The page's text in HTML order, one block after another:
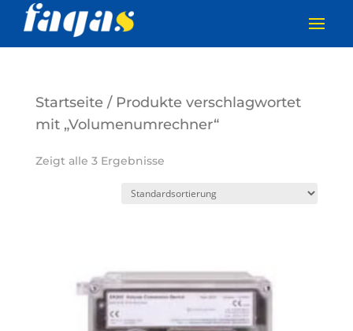
Startseite/ Produkte verschlagwortet
mit „Volumenumrechner“
Zeigt alle 3 Ergebnisse